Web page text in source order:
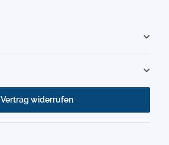
Vertrag widerrufen